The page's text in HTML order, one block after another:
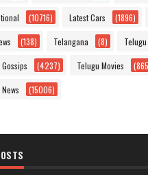
(10716) Latest Cars (1896)
(138) Telangana (8) Telugu
(4237) Telugu Movies
(15006)